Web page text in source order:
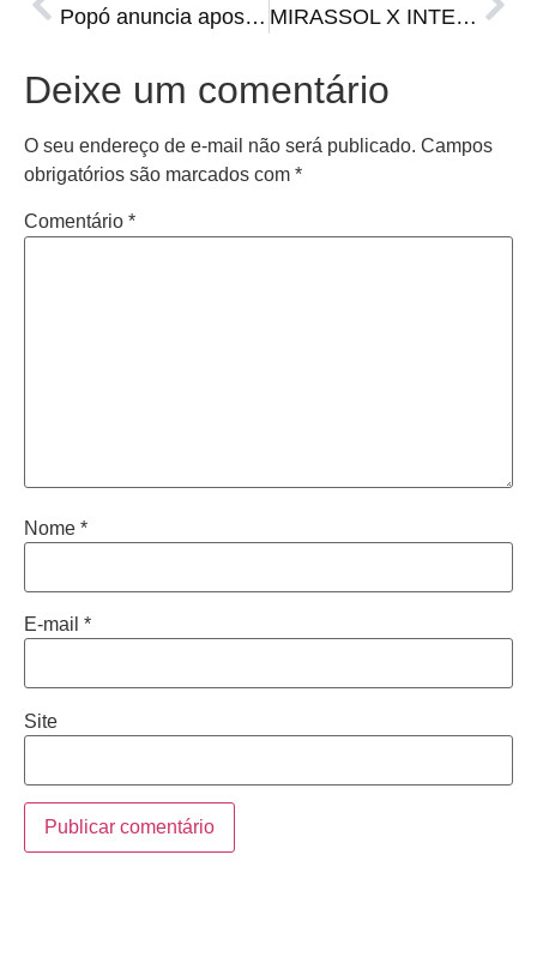
Popó anuncia aposentadoria do boxe após confusão com Wanderlei Silva MIRASSOL X INTER | Onde assistir, horário e prováveis escalações
Deixe um comentário
O seu endereço de e-mail não será publicado. Campos
obrigatórios são marcados com *
Comentário *
Nome *
E-mail *
Site